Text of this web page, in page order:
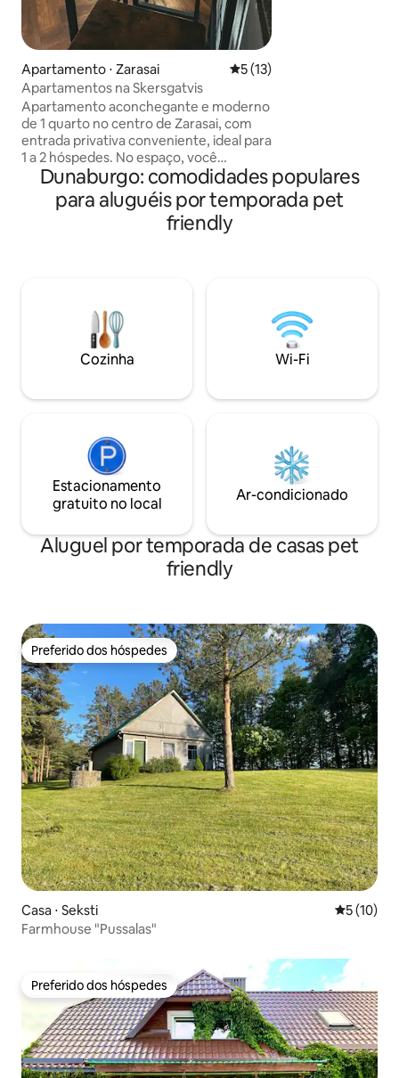
Apartamento ⋅ Zarasai 5 de uma avaliação média
5 (13)
Apartamentos na Skersgatvis
Apartamento aconchegante e moderno
de 1 quarto no centro de Zarasai, com
entrada privativa conveniente, ideal para
1 a 2 hóspedes. No espaço, você
encontrará: – Uma cama de casal
confortável – Uma cozinha com todas as
comodidades essenciais – Wi‑Fi rápido –
Um banheiro arrumado – Máquina de
proximidades, você encontrará lagos,
trilhas para caminhada, cafés e lojas.
Ótima escolha para uma escapadinha,
um fim de semana a dois ou uma
para caminhadas
Dunaburgo: comodidades populares
para aluguéis por temporada pet
friendly
Cozinha Wi-Fi
Estacionamento
gratuito no local
Ar-condicionado
Aluguel por temporada de casas pet
friendly
Preferido dos hóspedes
Preferido dos hóspedes
Casa ⋅ Seksti 5 de uma
5 (10)
Farmhouse "Pussalas"
Preferido dos hóspedes
Preferido dos hóspedes